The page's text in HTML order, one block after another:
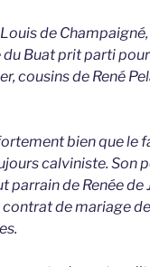
de
Buat prit parti
cousins de René
bien que le
calviniste. Son
parrain de Renée
de mariage